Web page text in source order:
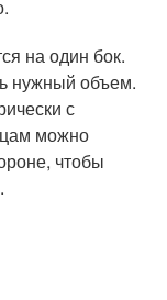
на один бок.
нужный объем.
с
можно
чтобы